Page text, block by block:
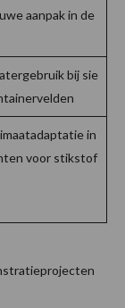
aanpak in de
bij sie
in
voor stikstof